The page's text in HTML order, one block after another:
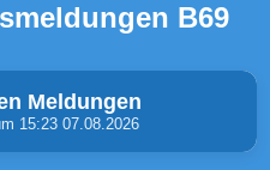
B69
Meldungen
15:23 07.08.2026